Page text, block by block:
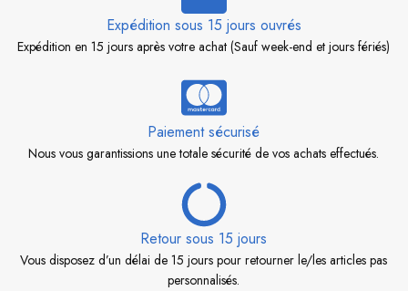
Expédition sous 15 jours ouvrés
Expédition en 15 jours après votre achat (Sauf week-end et jours fériés)
Paiement sécurisé
Nous vous garantissions une totale sécurité de vos achats effectués.
Retour sous 15 jours
Vous disposez d’un délai de 15 jours pour retourner le/les articles pas
personnalisés.